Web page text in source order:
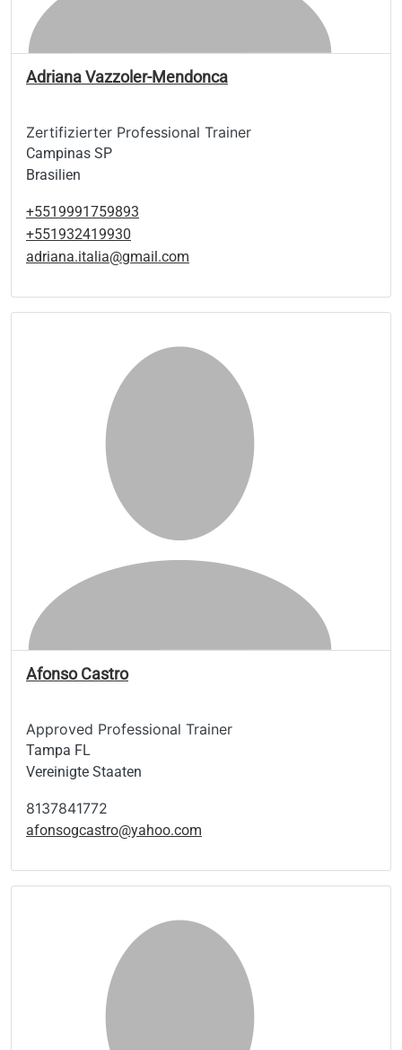
Adriana Vazzoler-Mendonca
Zertifizierter Professional Trainer
Campinas SP
Brasilien
+5519991759893
+551932419930
adriana.italia@gmail.com
Afonso Castro
Approved Professional Trainer
Tampa FL
Vereinigte Staaten
8137841772
afonsogcastro@yahoo.com